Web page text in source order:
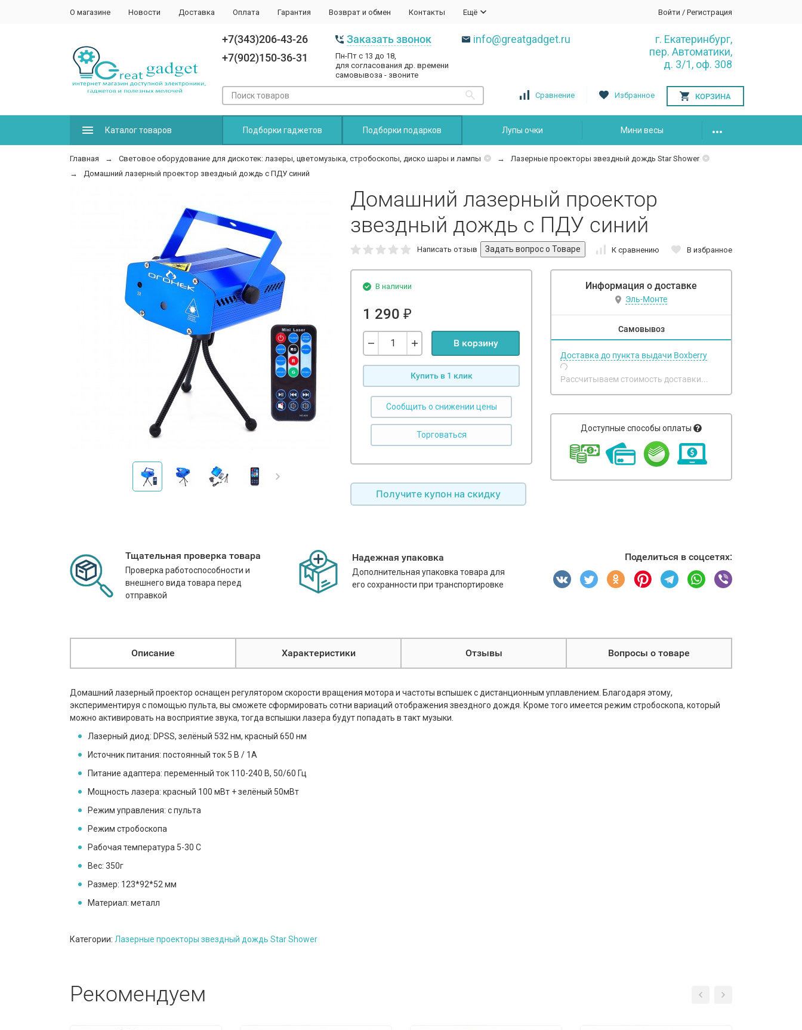
О магазине Новости Доставка Оплата Гарантия Возврат и обмен Контакты Ещё Войти / Регистрация
+7(343)206-43-26
+7(902)150-36-31
Заказать звонок
Пн-Пт с 13 до 18,
для согласования др. времени
самовывоза - звоните
info@greatgadget.ru
г. Екатеринбург,
пер. Автоматики,
д. 3/1, оф. 308
Сравнение Избранное КОРЗИНА
Каталог товаров Подборки гаджетов Подборки подарков Лупы очки Мини весы
Главная Световое оборудование для дискотек: лазеры, цветомузыка, стробоскопы, диско шары и лампы
Лазерные проекторы звездный дождь Star Shower
Домашний лазерный проектор звездный дождь с ПДУ синий
Домашний лазерный проектор
звездный дождь с ПДУ синий
Написать отзыв К сравнению В избранное
В наличии
1 290 ₽
В корзину
Купить в 1 клик
Сообщить о снижении цены
Получите купон на скидку
Информация о доставке
Эль-Монте
Самовывоз
Доставка до пункта выдачи Boxberry
Рассчитываем стоимость доставки...
Доступные способы оплаты
Тщательная проверка товара
Проверка работоспособности и
внешнего вида товара перед
отправкой
Надежная упаковка
Дополнительная упаковка товара для
его сохранности при транспортировке
Поделиться в соцсетях:
Описание Характеристики Отзывы Вопросы о товаре
Домашний лазерный проектор оснащен регулятором скорости вращения мотора и частоты вспышек с дистанционным уплавлением. Благодаря этому,
экспериментируя с помощью пульта, вы сможете сформировать сотни вариаций отображения звездного дождя. Кроме того имеется режим стробоскопа, который
можно активировать на восприятие звука, тогда вспышки лазера будут попадать в такт музыки.
Лазерный диод: DPSS, зелёный 532 нм, красный 650 нм
Источник питания: постоянный ток 5 В / 1A
Питание адаптера: переменный ток 110-240 В, 50/60 Гц
Мощность лазера: красный 100 мВт + зелёный 50мВт
Режим управления: с пульта
Режим стробоскопа
Рабочая температура 5-30 С
Вес: 350г
Размер: 123*92*52 мм
Материал: металл
Категории: Лазерные проекторы звездный дождь Star Shower
Рекомендуем